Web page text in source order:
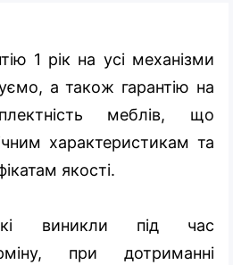
1 рік на усі механізми
а також гарантію на
меблів, що
характеристикам та
якості.
виникли під час
при дотриманні